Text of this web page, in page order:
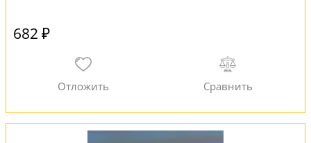
682 ₽